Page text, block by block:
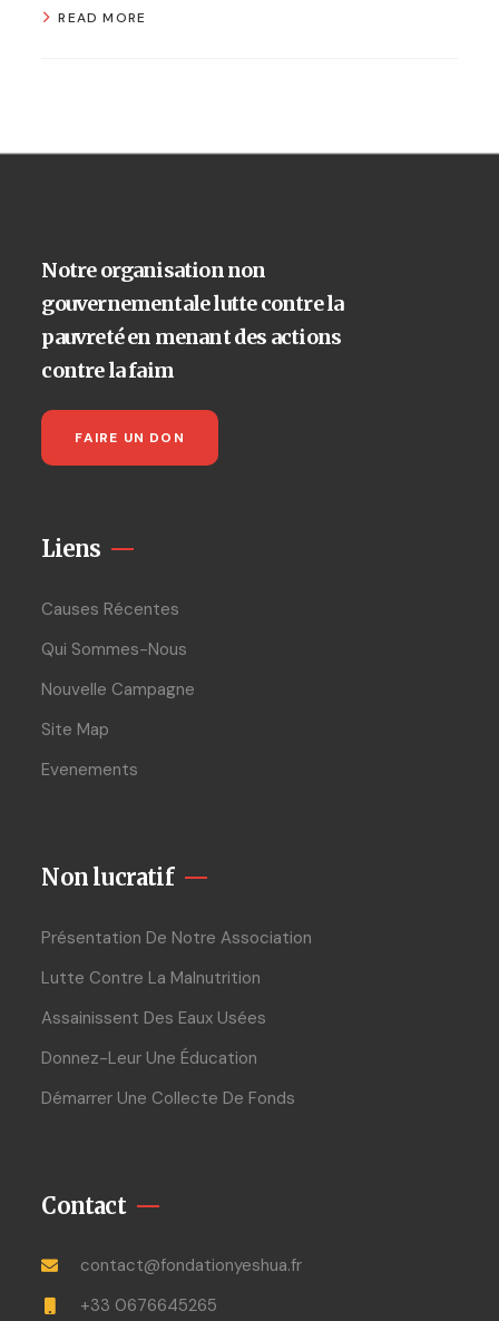
READ MORE
Notre organisation non
gouvernementale lutte contre la
pauvreté en menant des actions
contre la faim
FAIRE UN DON
Liens
Causes Récentes
Qui Sommes-Nous
Nouvelle Campagne
Site Map
Evenements
Non lucratif
Présentation De Notre Association
Lutte Contre La Malnutrition
Assainissent Des Eaux Usées
Donnez-Leur Une Éducation
Démarrer Une Collecte De Fonds
Contact
contact@fondationyeshua.fr
+33 0676645265